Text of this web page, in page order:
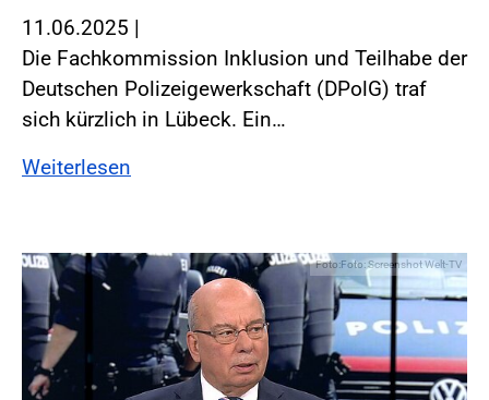
11.06.2025 |
Die Fachkommission Inklusion und Teilhabe der
Deutschen Polizeigewerkschaft (DPolG) traf
sich kürzlich in Lübeck. Ein…
Weiterlesen
Foto:Foto: Screenshot Welt-TV